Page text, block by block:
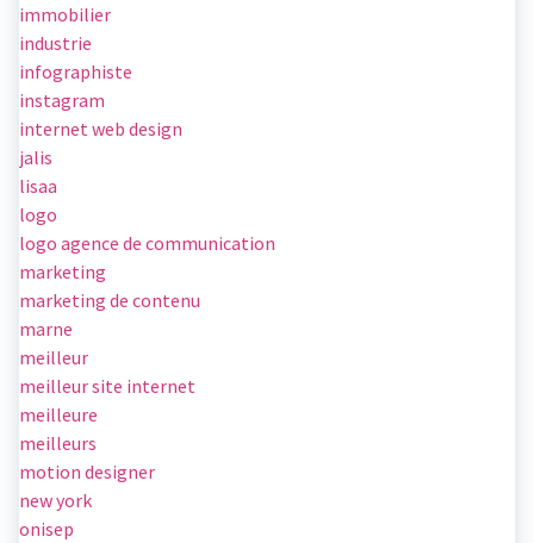
immobilier
industrie
infographiste
instagram
internet web design
jalis
lisaa
logo
logo agence de communication
marketing
marketing de contenu
marne
meilleur
meilleur site internet
meilleure
meilleurs
motion designer
new york
onisep